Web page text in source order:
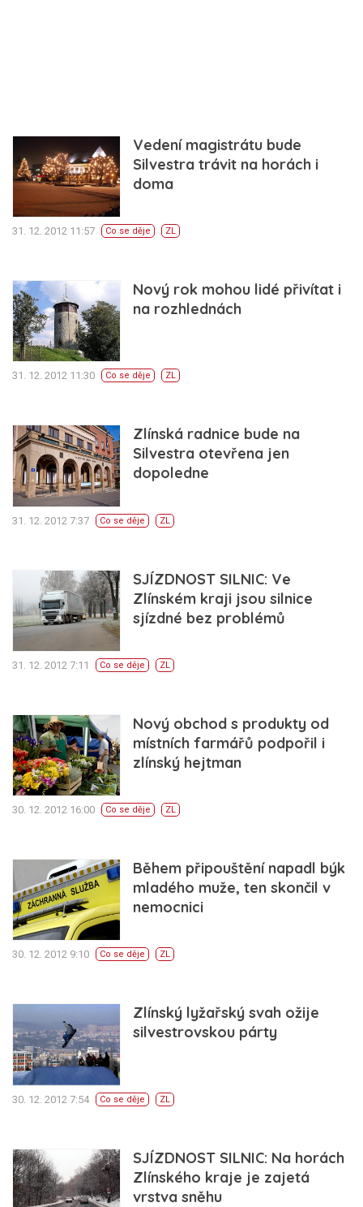
Vedení magistrátu bude
Silvestra trávit na horách i
doma
31. 12. 2012 11:57 Co se děje ZL
Nový rok mohou lidé přivítat i
na rozhlednách
31. 12. 2012 11:30 Co se děje ZL
Zlínská radnice bude na
Silvestra otevřena jen
dopoledne
31. 12. 2012 7:37 Co se děje ZL
SJÍZDNOST SILNIC: Ve
Zlínském kraji jsou silnice
sjízdné bez problémů
31. 12. 2012 7:11 Co se děje ZL
Nový obchod s produkty od
místních farmářů podpořil i
zlínský hejtman
30. 12. 2012 16:00 Co se děje ZL
Během připouštění napadl býk
mladého muže, ten skončil v
nemocnici
30. 12. 2012 9:10 Co se děje ZL
Zlínský lyžařský svah ožije
silvestrovskou párty
30. 12. 2012 7:54 Co se děje ZL
SJÍZDNOST SILNIC: Na horách
Zlínského kraje je zajetá
vrstva sněhu